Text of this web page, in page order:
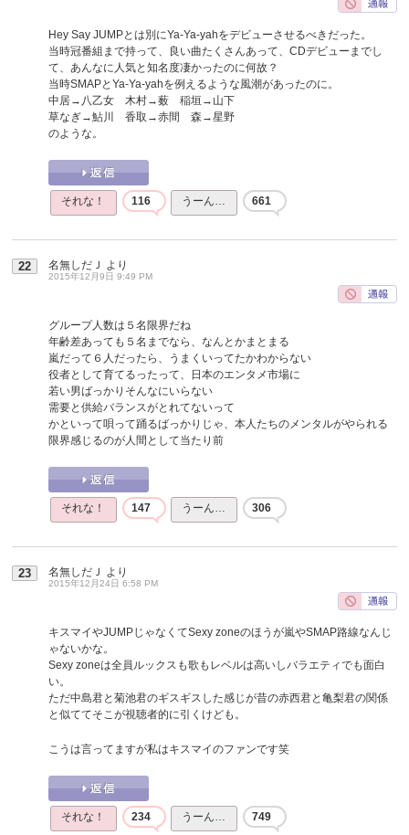
Hey Say JUMPとは別にYa-Ya-yahをデビューさせるべきだった。
当時冠番組まで持って、良い曲たくさんあって、CDデビューまでし
て、あんなに人気と知名度凄かったのに何故？
当時SMAPとYa-Ya-yahを例えるような風潮があったのに。
中居→八乙女 木村→薮 稲垣→山下
草なぎ→鮎川 香取→赤間 森→星野
のような。
それな！ 116 うーん… 661
22 名無しだＪ より
2015年12月9日 9:49 PM
グループ人数は５名限界だね
年齢差あっても５名までなら、なんとかまとまる
嵐だって６人だったら、うまくいってたかわからない
役者として育てるったって、日本のエンタメ市場に
若い男ばっかりそんなにいらない
需要と供給バランスがとれてないって
かといって唄って踊るばっかりじゃ、本人たちのメンタルがやられる
限界感じるのが人間として当たり前
それな！ 147 うーん… 306
23 名無しだＪ より
2015年12月24日 6:58 PM
キスマイやJUMPじゃなくてSexy zoneのほうが嵐やSMAP路線なんじ
ゃないかな。
Sexy zoneは全員ルックスも歌もレベルは高いしバラエティでも面白
い。
ただ中島君と菊池君のギスギスした感じが昔の赤西君と亀梨君の関係
と似ててそこが視聴者的に引くけども。
こうは言ってますが私はキスマイのファンです笑
それな！ 234 うーん… 749